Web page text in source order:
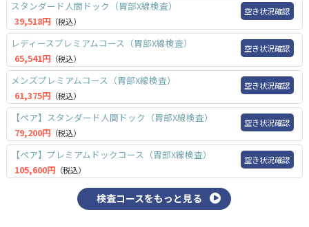
スタンダード人間ドック（胃部X線検査）
39,518円 （税込）
空き状況確認
レディースプレミアムコース（胃部X線検査）
65,541円 （税込）
空き状況確認
メンズプレミアムコース（胃部X線検査）
61,375円 （税込）
空き状況確認
【ペア】スタンダード人間ドック（胃部X線検査）
79,200円 （税込）
空き状況確認
【ペア】プレミアムドックコース（胃部X線検査）
105,600円 （税込）
空き状況確認
検査コースをもっと見る